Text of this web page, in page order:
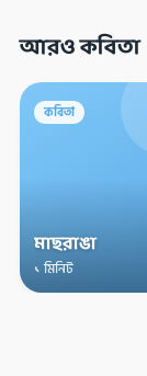
আরও কবিতা
কবিতা
মাছরাঙা
১ মিনিট